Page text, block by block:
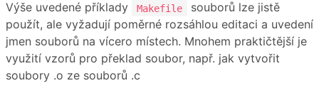
Výše uvedené příklady Makefile
souborů lze jistě
použít, ale vyžadují poměrné rozsáhlou editaci a uvedení
jmen souborů na vícero místech. Mnohem praktičtější je
využití vzorů pro překlad soubor, např. jak vytvořit
soubory .o ze souborů .c